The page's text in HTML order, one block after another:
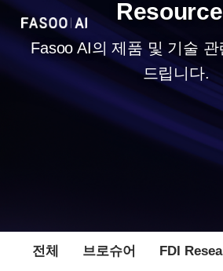
Fasoo AI의 제품 및 기술
드립니다.
전체 브로슈어 FDI